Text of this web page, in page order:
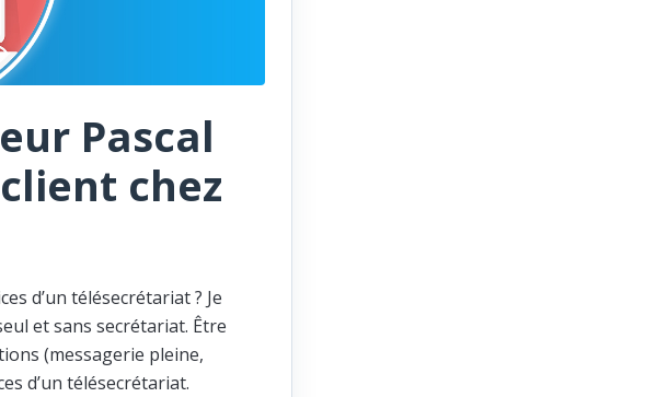
Pascal
chez
d’un télésecrétariat ? Je
et sans secrétariat. Être
(messagerie pleine,
d’un télésecrétariat.